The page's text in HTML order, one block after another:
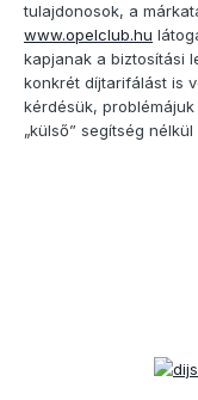
tulajdonosok, a
www.opelclub.hu
kapjanak a biztosítási
konkrét díjtarifálást is
kérdésük,
„külső” segítség